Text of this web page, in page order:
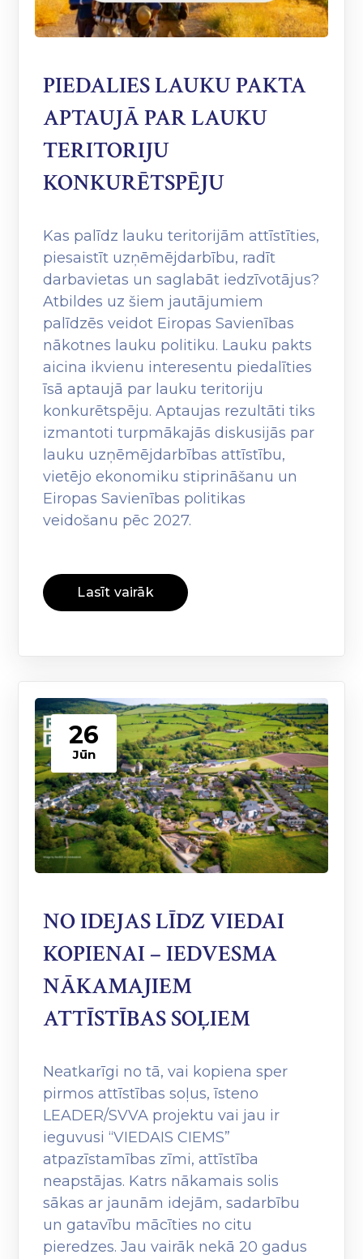
PIEDALIES LAUKU PAKTA
APTAUJĀ PAR LAUKU
TERITORIJU
KONKURĒTSPĒJU
Kas palīdz lauku teritorijām attīstīties,
piesaistīt uzņēmējdarbību, radīt
darbavietas un saglabāt iedzīvotājus?
Atbildes uz šiem jautājumiem
palīdzēs veidot Eiropas Savienības
nākotnes lauku politiku. Lauku pakts
aicina ikvienu interesentu piedalīties
īsā aptaujā par lauku teritoriju
konkurētspēju. Aptaujas rezultāti tiks
izmantoti turpmākajās diskusijās par
lauku uzņēmējdarbības attīstību,
vietējo ekonomiku stiprināšanu un
Eiropas Savienības politikas
veidošanu pēc 2027.
Lasīt vairāk
26
Jūn
NO IDEJAS LĪDZ VIEDAI
KOPIENAI – IEDVESMA
NĀKAMAJIEM
ATTĪSTĪBAS SOĻIEM
Neatkarīgi no tā, vai kopiena sper
pirmos attīstības soļus, īsteno
LEADER/SVVA projektu vai jau ir
ieguvusi “VIEDAIS CIEMS”
atpazīstamības zīmi, attīstība
neapstājas. Katrs nākamais solis
sākas ar jaunām idejām, sadarbību
un gatavību mācīties no citu
pieredzes. Jau vairāk nekā 20 gadus